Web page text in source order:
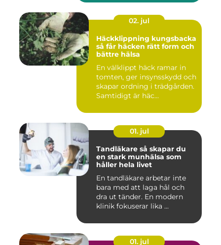
02. jul
Häckklippning kungsbacka
så får häcken rätt form och
bättre hälsa
En välklippt häck ramar in
tomten, ger insynsskydd och
skapar ordning i trädgården.
Samtidigt är häc...
01. jul
Tandläkare så skapar du
en stark munhälsa som
håller hela livet
En tandläkare arbetar inte
bara med att laga hål och
dra ut tänder. En modern
klinik fokuserar lika ...
01. jul